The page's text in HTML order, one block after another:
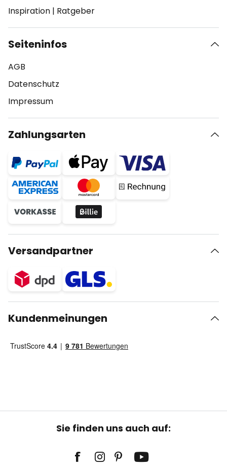
Inspiration | Ratgeber
Seiteninfos
AGB
Datenschutz
Impressum
Zahlungsarten
Versandpartner
Kundenmeinungen
Sie finden uns auch auf: